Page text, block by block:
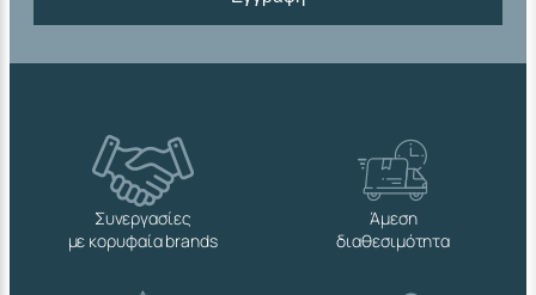
Συνεργασίες
με κορυφαία brands
Άμεση
διαθεσιμότητα